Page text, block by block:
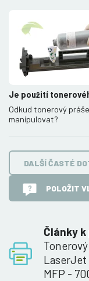
Články
LaserJet
MFP -
Je použití
Odkud tonerový
manipulovat?
DALŠÍ ČASTÉ
POLOŽIT